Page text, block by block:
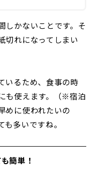
しかないことです。そ
切れになってしまい
いるため、食事の時
も使えます。（※宿泊
めに使われたいの
多いですね。
簡単！